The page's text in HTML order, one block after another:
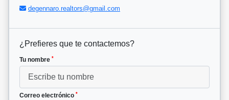
degennaro.realtors@gmail.com
¿Prefieres que te contactemos?
Tu nombre *
Correo electrónico *